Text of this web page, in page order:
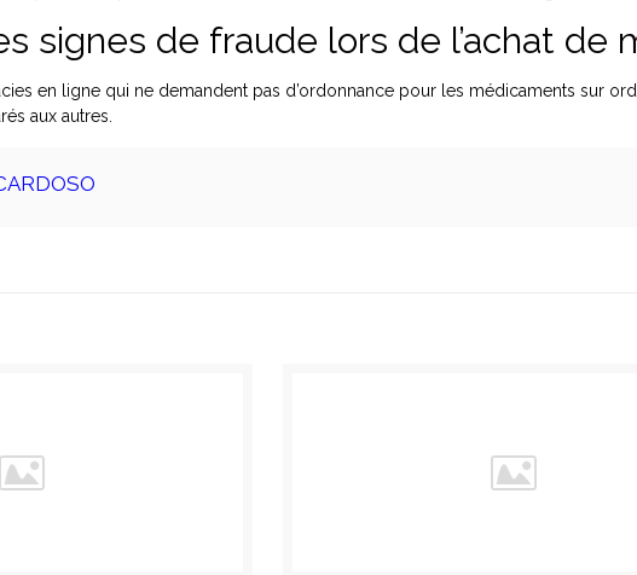
signes de fraude lors de l’achat de
en ligne qui ne demandent pas d’ordonnance pour les médicaments sur
aux autres.